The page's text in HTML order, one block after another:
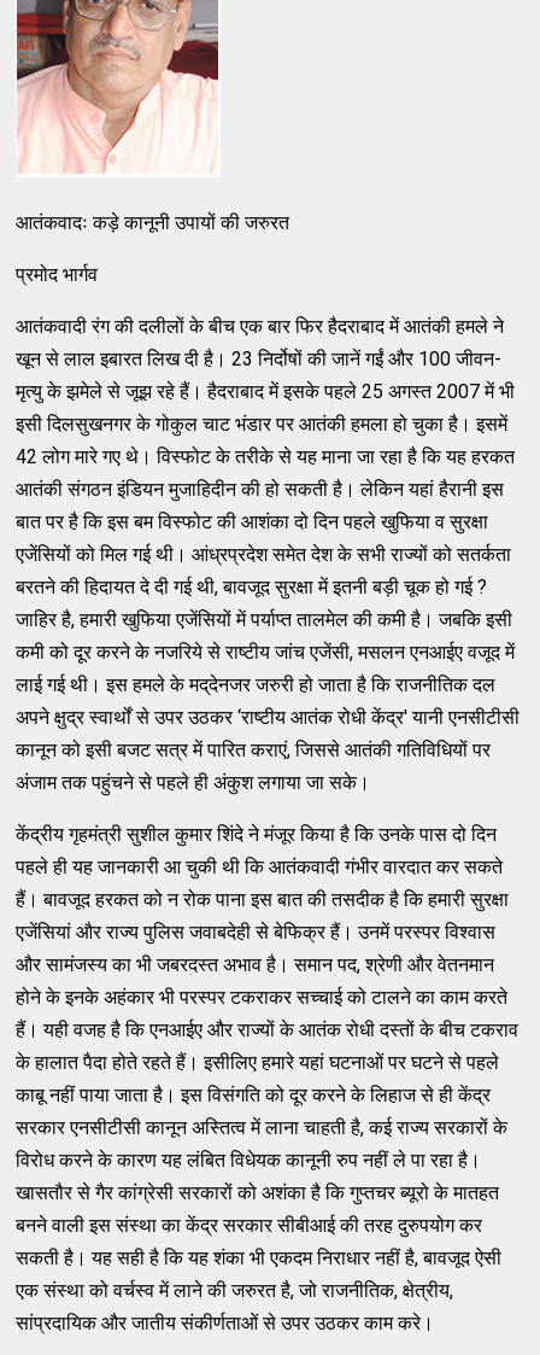
आतंकवादः कड़े कानूनी उपायों की जरुरत
प्रमोद भार्गव
आतंकवादी रंग की दलीलों के बीच एक बार फिर हैदराबाद में आतंकी हमले ने
खून से लाल इबारत लिख दी है। 23 निर्दोषों की जानें गईं और 100 जीवन-
मृत्‍यु के झमेले से जूझ रहे हैं। हैदराबाद में इसके पहले 25 अगस्‍त 2007 में भी
इसी दिलसुखनगर के गोकुल चाट भंडार पर आतंकी हमला हो चुका है। इसमें
42 लोग मारे गए थे। विस्‍फोट के तरीके से यह माना जा रहा है कि यह हरकत
आतंकी संगठन इंडियन मुजाहिदीन की हो सकती है। लेकिन यहां हैरानी इस
बात पर है कि इस बम विस्‍फोट की आशंका दो दिन पहले खुफिया व सुरक्षा
एजेंसियों को मिल गई थी। आंध्रप्रदेश समेत देश के सभी राज्‍यों को सतर्कता
बरतने की हिदायत दे दी गई थी, बावजूद सुरक्षा में इतनी बड़ी चूक हो गई ?
जाहिर है, हमारी खुफिया एजेंसियों में पर्याप्‍त तालमेल की कमी है। जबकि इसी
कमी को दूर करने के नजरिये से राष्‍टीय जांच एजेंसी, मसलन एनआईए वजूद में
लाई गई थी। इस हमले के मद्‌देनजर जरुरी हो जाता है कि राजनीतिक दल
अपने क्षुद्र स्‍वार्थों से उपर उठकर ‘राष्‍टीय आतंक रोधी केंद्र' यानी एनसीटीसी
कानून को इसी बजट सत्र में पारित कराएं, जिससे आतंकी गतिविधियों पर
अंजाम तक पहुंचने से पहले ही अंकुश लगाया जा सके।
केंद्रीय गृहमंत्री सुशील कुमार शिंदे ने मंजूर किया है कि उनके पास दो दिन
पहले ही यह जानकारी आ चुकी थी कि आतंकवादी गंभीर वारदात कर सकते
हैं। बावजूद हरकत को न रोक पाना इस बात की तसदीक है कि हमारी सुरक्षा
एजेंसियां और राज्‍य पुलिस जवाबदेही से बेफिक्र हैं। उनमें परस्‍पर विश्‍वास
और सामंजस्‍य का भी जबरदस्‍त अभाव है। समान पद, श्रेणी और वेतनमान
होने के इनके अहंकार भी परस्‍पर टकराकर सच्‍चाई को टालने का काम करते
हैं। यही वजह है कि एनआईए और राज्‍यों के आतंक रोधी दस्‍तों के बीच टकराव
के हालात पैदा होते रहते हैं। इसीलिए हमारे यहां घटनाओं पर घटने से पहले
काबू नहीं पाया जाता है। इस विसंगति को दूर करने के लिहाज से ही केंद्र
सरकार एनसीटीसी कानून अस्‍तित्‍व में लाना चाहती है, कई राज्‍य सरकारों के
विरोध करने के कारण यह लंबित विधेयक कानूनी रुप नहीं ले पा रहा है।
खासतौर से गैर कांग्रेसी सरकारों को अशंका है कि गुप्‍तचर ब्‍यूरो के मातहत
बनने वाली इस संस्‍था का केंद्र सरकार सीबीआई की तरह दुरुपयोग कर
सकती है। यह सही है कि यह शंका भी एकदम निराधार नहीं है, बावजूद ऐसी
एक संस्‍था को वर्चस्‍व में लाने की जरुरत है, जो राजनीतिक, क्षेत्रीय,
सांप्रदायिक और जातीय संकीर्णताओं से उपर उठकर काम करे।